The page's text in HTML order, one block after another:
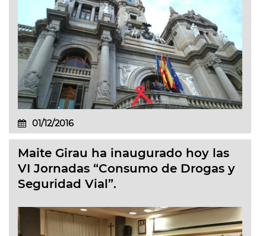
01/12/2016
Maite Girau ha inaugurado hoy las
VI Jornadas “Consumo de Drogas y
Seguridad Vial”.